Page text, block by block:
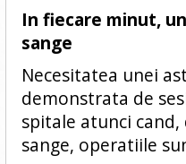
In fiecare minut,
sange
Necesitatea unei
demonstrata de
spitale atunci cand,
sange, operatiile